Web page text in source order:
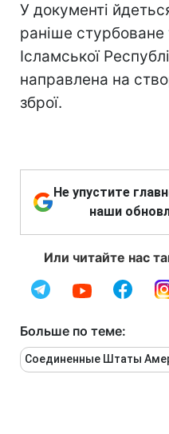
У документі
раніше стурбоване
Ісламської
направлена на
зброї.
Не упустите
наши
Или читайте нас
Больше по теме:
Соединенные Штаты